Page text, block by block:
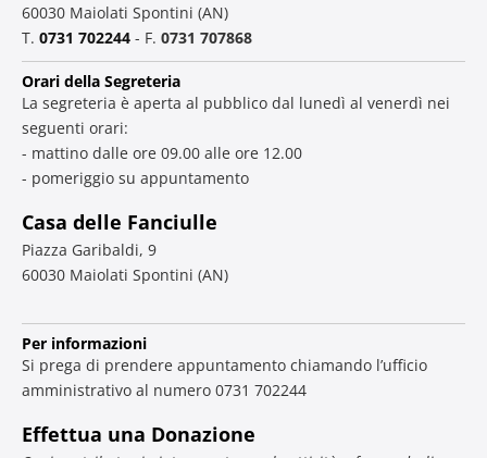
60030 Maiolati Spontini (AN)
T. 0731 702244 - F. 0731 707868
Orari della Segreteria
La segreteria è aperta al pubblico dal lunedì al venerdì nei
seguenti orari:
- mattino dalle ore 09.00 alle ore 12.00
- pomeriggio su appuntamento
Casa delle Fanciulle
Piazza Garibaldi, 9
60030 Maiolati Spontini (AN)
Per informazioni
Si prega di prendere appuntamento chiamando l’ufficio
amministrativo al numero 0731 702244
Effettua una Donazione